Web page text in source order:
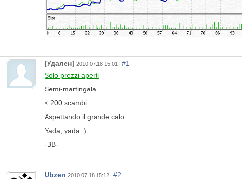
[Удален] 2010.07.18 15:01
#1
Solo prezzi aperti
Semi-martingala
< 200 scambi
Aspettando il grande calo
Yada, yada :)
-BB-
Ubzen 2010.07.18 15:12
#2